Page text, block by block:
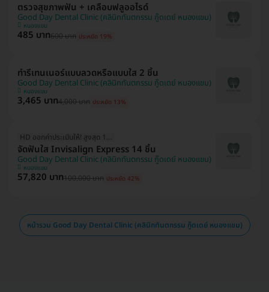
ตรวจสุขภาพฟัน + เคลือบฟลูออไรด์
Good Day Dental Clinic (คลินิกทันตกรรม กู๊ดเดย์ หนองแขม)
หนองแขม
485 บาท600 บาท ประหยัด 19%
ทำรีเทนเนอร์แบบลวดหรือแบบใส 2 ชิ้น
Good Day Dental Clinic (คลินิกทันตกรรม กู๊ดเดย์ หนองแขม)
หนองแขม
3,465 บาท4,000 บาท ประหยัด 13%
HD ออกค่าประเมินให้! สูงสุด 1500 บ.
จัดฟันใส Invisalign Express 14 ชิ้น
Good Day Dental Clinic (คลินิกทันตกรรม กู๊ดเดย์ หนองแขม)
หนองแขม
57,820 บาท100,000 บาท ประหยัด 42%
หน้ารวม Good Day Dental Clinic (คลินิกทันตกรรม กู๊ดเดย์ หนองแขม)